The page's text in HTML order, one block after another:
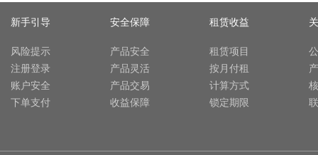
新手引导
风险提示
注册登录
账户安全
下单支付
安全保障
产品安全
产品灵活
产品交易
收益保障
租赁收益
租赁项目
按月付租
计算方式
锁定期限